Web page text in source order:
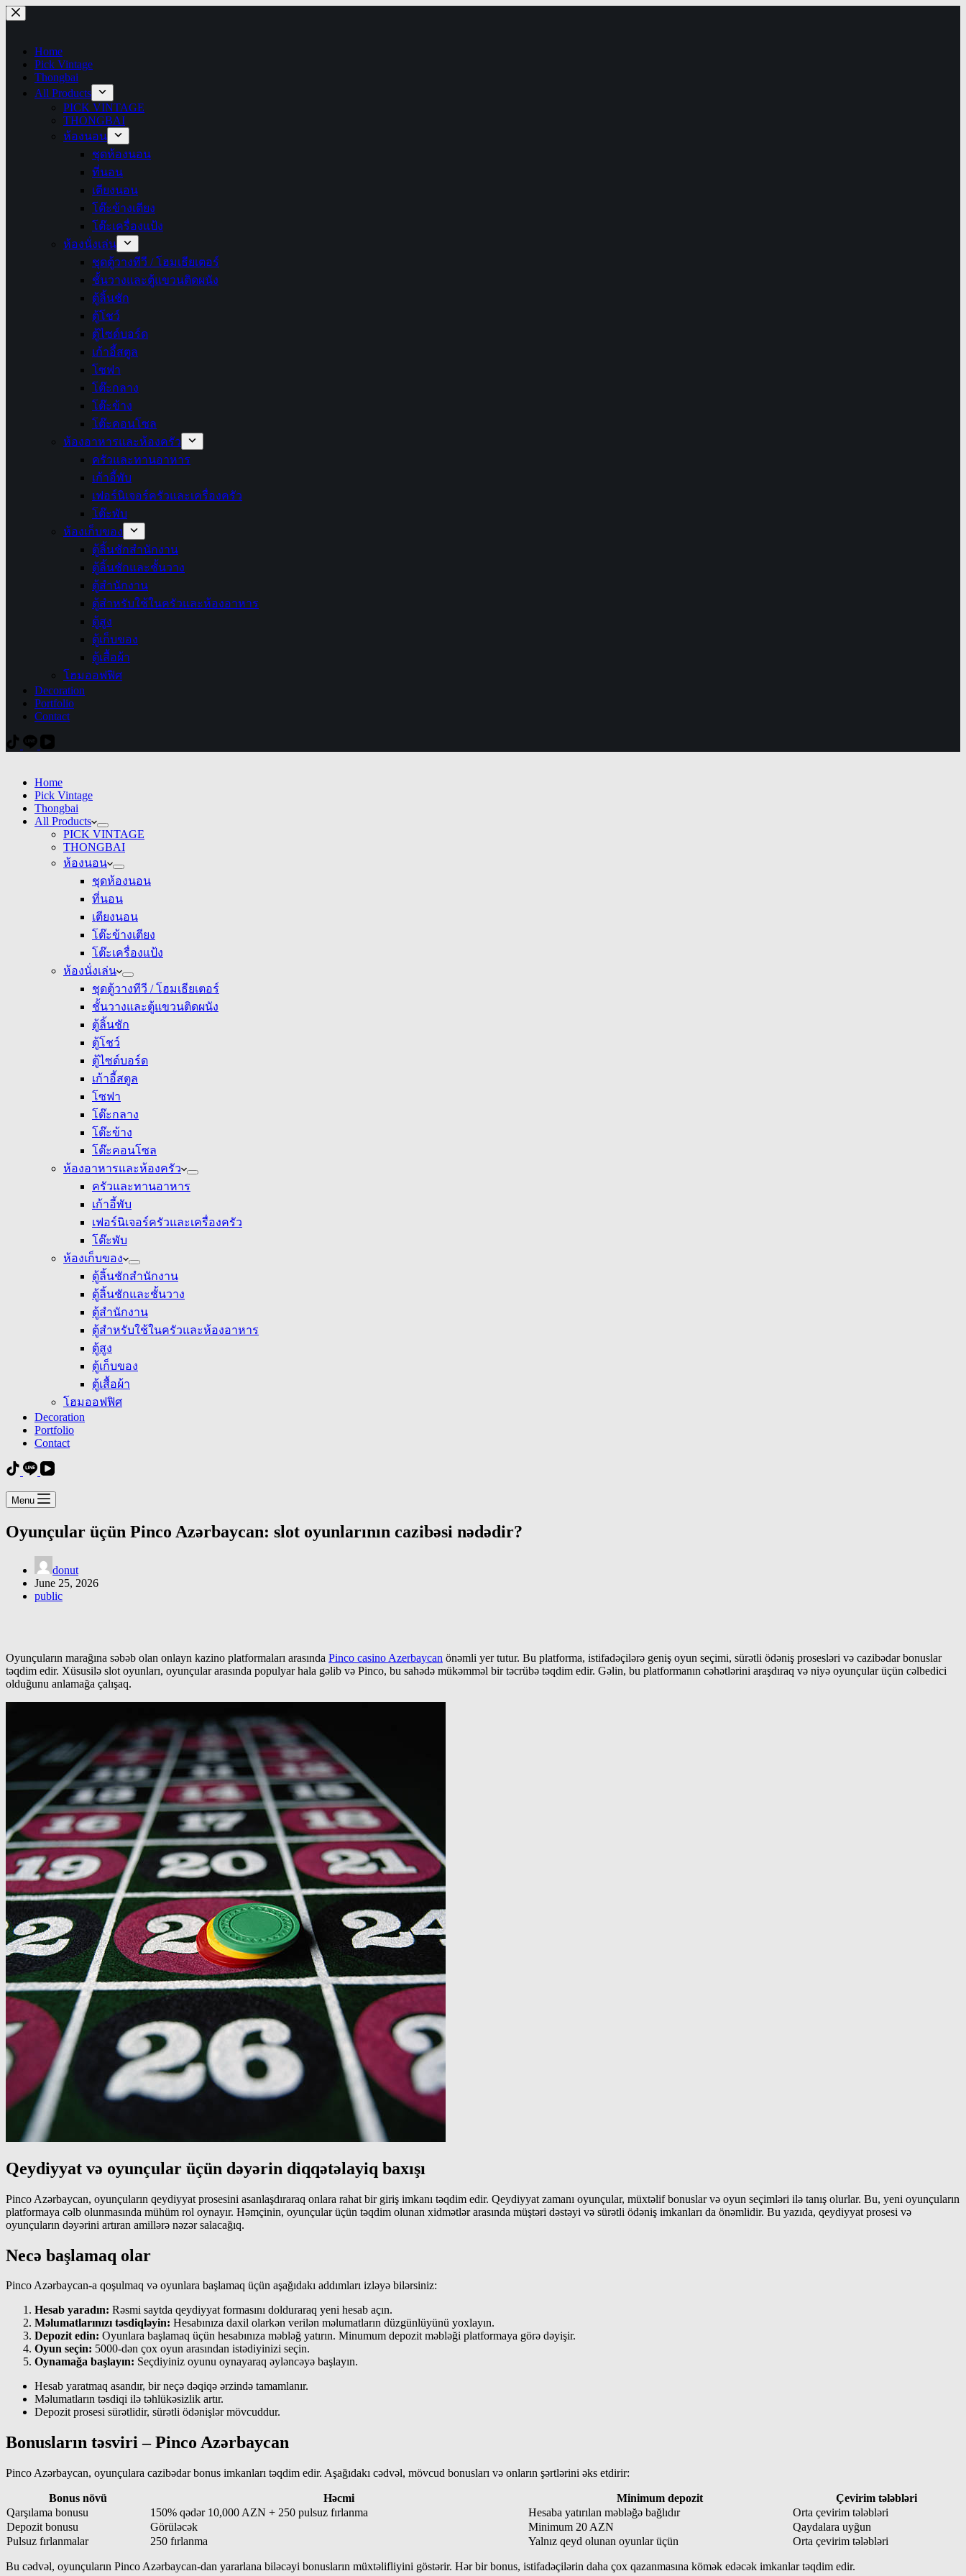
Skip
to
Home
Pick Vintage
Thongbai
All Products
PICK VINTAGE
THONGBAI
ห้องนอน
ชุดห้องนอน
ที่นอน
เตียงนอน
โต๊ะข้างเตียง
โต๊ะเครื่องแป้ง
ห้องนั่งเล่น
ชุดตู้วางทีวี / โฮมเธียเตอร์
ชั้นวางและตู้แขวนติดผนัง
ตู้ลิ้นชัก
ตู้โชว์
ตู้ไซด์บอร์ด
เก้าอี้สตูล
โซฟา
โต๊ะกลาง
โต๊ะข้าง
โต๊ะคอนโซล
ห้องอาหารและห้องครัว
ครัวและทานอาหาร
เก้าอี้พับ
เฟอร์นิเจอร์ครัวและเครื่องครัว
โต๊ะพับ
ห้องเก็บของ
ตู้ลิ้นชักสำนักงาน
ตู้ลิ้นชักและชั้นวาง
ตู้สำนักงาน
ตู้สำหรับใช้ในครัวและห้องอาหาร
ตู้สูง
ตู้เก็บของ
ตู้เสื้อผ้า
โฮมออฟฟิศ
Decoration
Portfolio
Contact
Home
Pick Vintage
Thongbai
All Products
PICK VINTAGE
THONGBAI
ห้องนอน
ชุดห้องนอน
ที่นอน
เตียงนอน
โต๊ะข้างเตียง
โต๊ะเครื่องแป้ง
ห้องนั่งเล่น
ชุดตู้วางทีวี / โฮมเธียเตอร์
ชั้นวางและตู้แขวนติดผนัง
ตู้ลิ้นชัก
ตู้โชว์
ตู้ไซด์บอร์ด
เก้าอี้สตูล
โซฟา
โต๊ะกลาง
โต๊ะข้าง
โต๊ะคอนโซล
ห้องอาหารและห้องครัว
ครัวและทานอาหาร
เก้าอี้พับ
เฟอร์นิเจอร์ครัวและเครื่องครัว
โต๊ะพับ
ห้องเก็บของ
ตู้ลิ้นชักสำนักงาน
ตู้ลิ้นชักและชั้นวาง
ตู้สำนักงาน
ตู้สำหรับใช้ในครัวและห้องอาหาร
ตู้สูง
ตู้เก็บของ
ตู้เสื้อผ้า
โฮมออฟฟิศ
Decoration
Portfolio
Contact
Menu
Oyunçular üçün Pinco Azərbaycan: slot oyunlarının cazibəsi nədədir?
donut
June 25, 2026
public
Oyunçuların marağına səbəb olan onlayn kazino platformaları arasında Pinco casino Azerbaycan önəmli yer tutur. Bu platforma, istifadəçilərə geniş oyun seçimi, sürətli ödəniş prosesləri və cazibədar bonuslar
təqdim edir. Xüsusilə slot oyunları, oyunçular arasında populyar hala gəlib və Pinco, bu sahədə mükəmməl bir təcrübə təqdim edir. Gəlin, bu platformanın cəhətlərini araşdıraq və niyə oyunçular üçün cəlbedici
olduğunu anlamağa çalışaq.
Qeydiyyat və oyunçular üçün dəyərin diqqətəlayiq baxışı
Pinco Azərbaycan, oyunçuların qeydiyyat prosesini asanlaşdıraraq onlara rahat bir giriş imkanı təqdim edir. Qeydiyyat zamanı oyunçular, müxtəlif bonuslar və oyun seçimləri ilə tanış olurlar. Bu, yeni oyunçuların
platformaya cəlb olunmasında mühüm rol oynayır. Həmçinin, oyunçular üçün təqdim olunan xidmətlər arasında müştəri dəstəyi və sürətli ödəniş imkanları da önəmlidir. Bu yazıda, qeydiyyat prosesi və
oyunçuların dəyərini artıran amillərə nəzər salacağıq.
Necə başlamaq olar
Pinco Azərbaycan-a qoşulmaq və oyunlara başlamaq üçün aşağıdakı addımları izləyə bilərsiniz:
Hesab yaradın: Rəsmi saytda qeydiyyat formasını dolduraraq yeni hesab açın.
Məlumatlarınızı təsdiqləyin: Hesabınıza daxil olarkən verilən məlumatların düzgünlüyünü yoxlayın.
Depozit edin: Oyunlara başlamaq üçün hesabınıza məbləğ yatırın. Minumum depozit məbləği platformaya görə dəyişir.
Oyun seçin: 5000-dən çox oyun arasından istədiyinizi seçin.
Oynamağa başlayın: Seçdiyiniz oyunu oynayaraq əyləncəyə başlayın.
Hesab yaratmaq asandır, bir neçə dəqiqə ərzində tamamlanır.
Məlumatların təsdiqi ilə təhlükəsizlik artır.
Depozit prosesi sürətlidir, sürətli ödənişlər mövcuddur.
Bonusların təsviri – Pinco Azərbaycan
Pinco Azərbaycan, oyunçulara cazibədar bonus imkanları təqdim edir. Aşağıdakı cədvəl, mövcud bonusları və onların şərtlərini əks etdirir:
Bonus növü Həcmi Minimum depozit
Çevirim tələbləri
Qarşılama bonusu
150% qədər 10,000 AZN + 250 pulsuz fırlanma Hesaba yatırılan məbləğə bağlıdır
Orta çevirim tələbləri
Depozit bonusu
Görüləcək Minimum 20 AZN
Qaydalara uyğun
Pulsuz fırlanmalar
250 fırlanma Yalnız qeyd olunan oyunlar üçün Orta çevirim tələbləri
Bu cədvəl, oyunçuların Pinco Azərbaycan-dan yararlana biləcəyi bonusların müxtəlifliyini göstərir. Hər bir bonus, istifadəçilərin daha çox qazanmasına kömək edəcək imkanlar təqdim edir.